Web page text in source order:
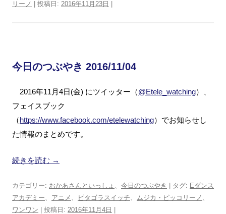
リーノ | 投稿日: 2016年11月23日
今日のつぶやき 2016/11/04
2016年11月4日(金) にツイッター（@Etele_watching）、
フェイスブック
（https://www.facebook.com/etelewatching）でお知らせし
た情報のまとめです。
続きを読む →
カテゴリー: おかあさんといっしょ 、 今日のつぶやき | タグ: Eダンス
アカデミー、 アニメ 、 ピタゴラスイッチ、 ムジカ・ピッコリーノ 、
ワンワン | 投稿日: 2016年11月4日